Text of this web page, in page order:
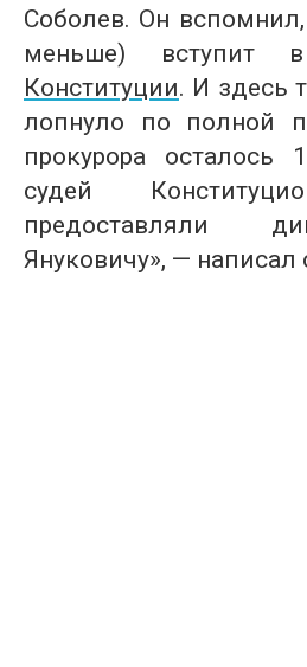
Соболев. Он
меньше) вступит
Конституции. И здесь
лопнуло по полной
прокурора осталось
судей
предоставляли
Януковичу», — написал